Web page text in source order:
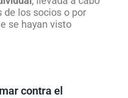
de los socios o por
se hayan visto
contra el